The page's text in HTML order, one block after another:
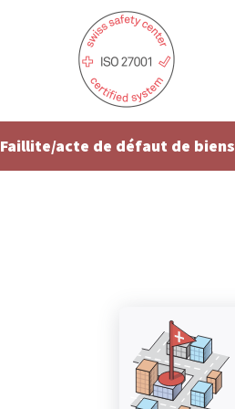
Faillite/acte de défaut de biens